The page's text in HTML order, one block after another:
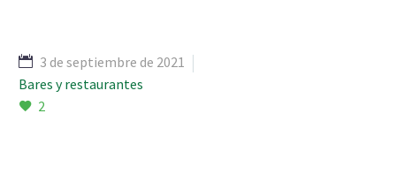
3 de septiembre de 2021
Bares y restaurantes
2